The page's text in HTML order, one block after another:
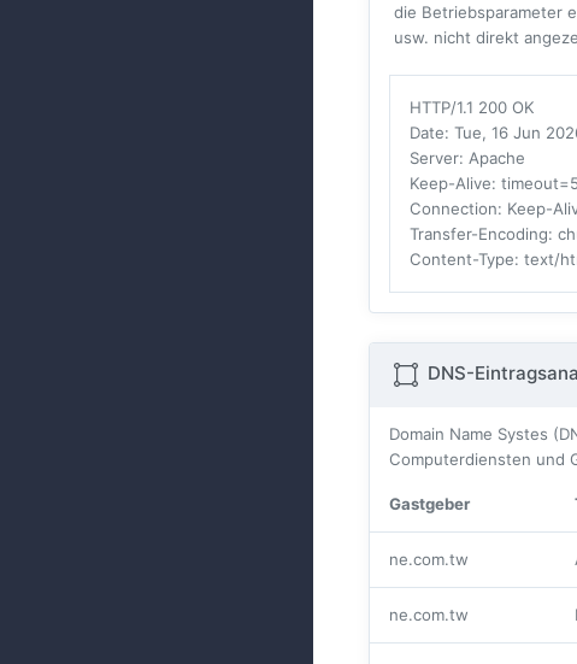
die Betriebsparameter
usw. nicht direkt
HTTP/1.1 200 OK
Date: Tue, 16 Jun
Server: Apache
Keep-Alive:
Connection: Keep-
Transfer-Encoding:
Content-Type: text/
DNS-
Domain Name Systes
Computerdiensten und
Gastgeber
ne.com.tw
ne.com.tw